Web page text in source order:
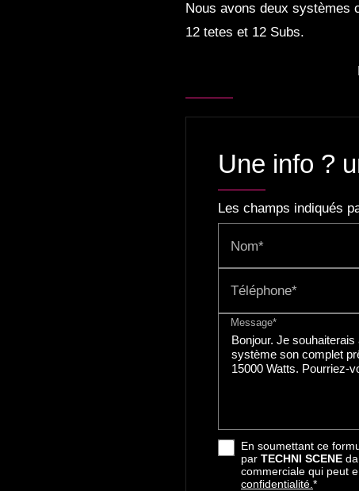
Nous avons deux systèmes
12 tetes et 12 Subs.
Une info ?
Les champs indiqués
Nom*
Téléphone*
Message*
En soumettant ce
par TECHNI SCENE
commerciale qui peut
confidentialité. *